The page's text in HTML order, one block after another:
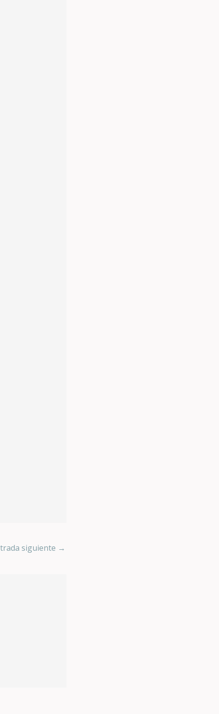
siguiente →